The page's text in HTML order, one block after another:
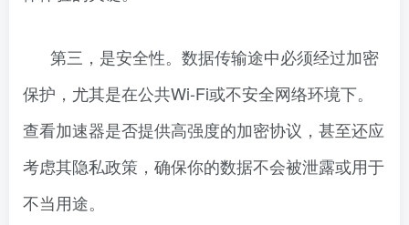
第三，是安全性。数据传输途中必须经过加密
保护，尤其是在公共Wi-Fi或不安全网络环境下。
查看加速器是否提供高强度的加密协议，甚至还应
考虑其隐私政策，确保你的数据不会被泄露或用于
不当用途。